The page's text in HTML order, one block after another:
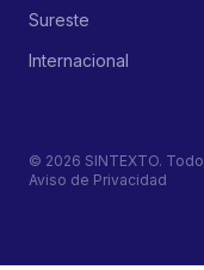
Sureste
Internacional
© 2026 SINTEXTO.
Aviso de Privacidad